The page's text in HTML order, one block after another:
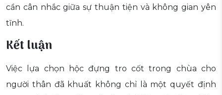
cần cân nhắc giữa sự thuận tiện và không gian yên
tĩnh.
Kết luận
Việc lựa chọn hộc đựng tro cốt trong chùa cho
người thân đã khuất không chỉ là một quyết định